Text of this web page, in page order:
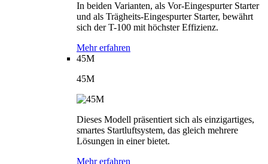
In beiden Varianten, als Vor-Eingespurter Starter
und als Trägheits-Eingespurter Starter, bewährt
sich der T-100 mit höchster Effizienz.
Mehr erfahren
45M
45M
Dieses Modell präsentiert sich als einzigartiges,
smartes Startluftsystem, das gleich mehrere
Lösungen in einer bietet.
Mehr erfahren